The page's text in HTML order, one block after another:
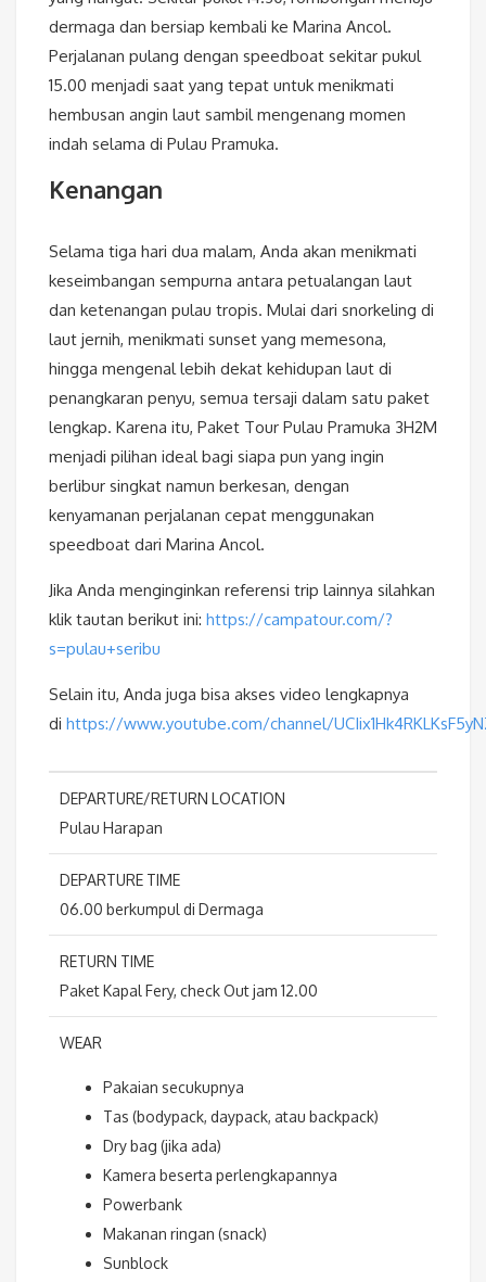
dermaga dan bersiap kembali ke Marina Ancol.
Perjalanan pulang dengan speedboat sekitar pukul
15.00 menjadi saat yang tepat untuk menikmati
hembusan angin laut sambil mengenang momen
indah selama di Pulau Pramuka.
Kenangan
Selama tiga hari dua malam, Anda akan menikmati
keseimbangan sempurna antara petualangan laut
dan ketenangan pulau tropis. Mulai dari snorkeling di
laut jernih, menikmati sunset yang memesona,
hingga mengenal lebih dekat kehidupan laut di
penangkaran penyu, semua tersaji dalam satu paket
lengkap. Karena itu, Paket Tour Pulau Pramuka 3H2M
menjadi pilihan ideal bagi siapa pun yang ingin
berlibur singkat namun berkesan, dengan
kenyamanan perjalanan cepat menggunakan
speedboat dari Marina Ancol.
Jika Anda menginginkan referensi trip lainnya silahkan
klik tautan berikut ini: https://campatour.com/?
s=pulau+seribu
Selain itu, Anda juga bisa akses video lengkapnya
di https://www.youtube.com/channel/
DEPARTURE/RETURN LOCATION
Pulau Harapan
DEPARTURE TIME
06.00 berkumpul di Dermaga
RETURN TIME
Paket Kapal Fery, check Out jam 12.00
WEAR
Pakaian secukupnya
Tas (bodypack, daypack, atau backpack)
Dry bag (jika ada)
Kamera beserta perlengkapannya
Powerbank
Makanan ringan (snack)
Sunblock